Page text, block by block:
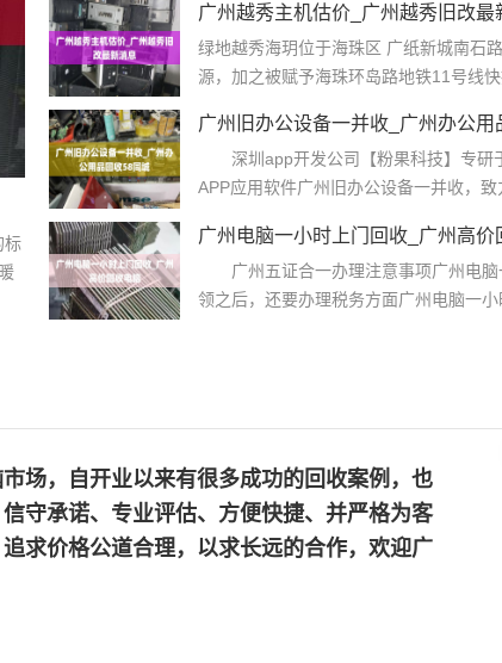
标
广州越秀主机估价_广州越秀旧改最
绿地越秀海玥位于海珠区 广纸新城南石
源，加之被赋予海珠环岛路地铁11号线
广州旧办公设备一并收_广州办公用
深圳app开发公司【粉果科技】专研
APP应用软件广州旧办公设备一并收，
广州电脑一小时上门回收_广州高价
广州五证合一办理注意事项广州电脑
领之后，还要办理税务方面广州电脑一
场，自开业以来有很多成功的回收案例，也
守承诺、专业评估、方便快捷、并严格为客
求价格公道合理，以求长远的合作，欢迎广